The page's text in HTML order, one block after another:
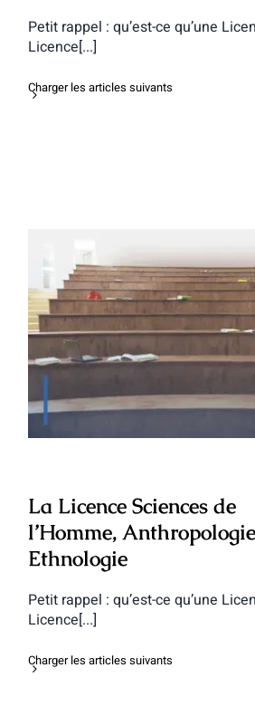
Petit rappel : qu’est-ce qu’une
Licence[...]
Charger les articles suivants
La Licence Sciences de
Anthropologie,
La Licence Sciences de
l’Homme,
Ethnologie
Petit rappel : qu’est-ce qu’une
Licence[...]
Charger les articles suivants